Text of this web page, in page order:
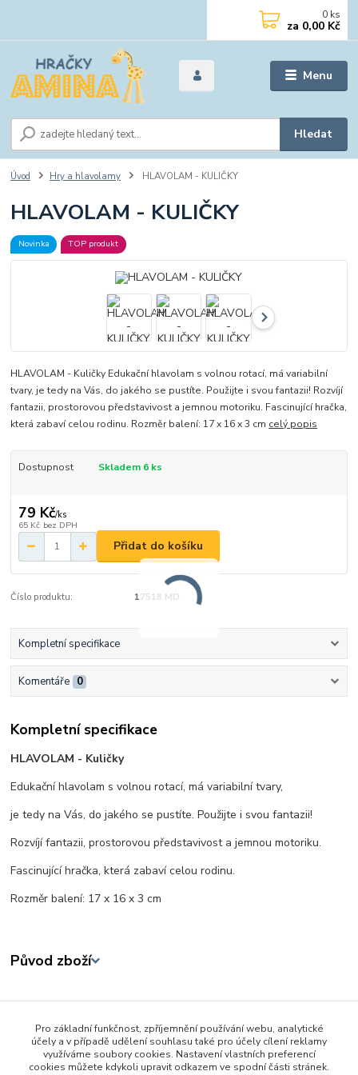
Menu
Hledat
0 ks
za 0,00 Kč
Úvod Hry a hlavolamy HLAVOLAM - KULIČKY
HLAVOLAM - KULIČKY
Novinka TOP produkt
HLAVOLAM - Kuličky Edukační hlavolam s volnou rotací, má variabilní
tvary, je tedy na Vás, do jakého se pustíte. Použijte i svou fantazii! Rozvíjí
fantazii, prostorovou představivost a jemnou motoriku. Fascinující hračka,
která zabaví celou rodinu. Rozměr balení: 17 x 16 x 3 cm celý popis
Dostupnost Skladem 6 ks
79 Kč/ks
65 Kč bez DPH
Přidat do košíku
Číslo produktu: 17518 MD
Kompletní specifikace
Komentáře 0
Kompletní specifikace
HLAVOLAM - Kuličky
Edukační hlavolam s volnou rotací, má variabilní tvary,
je tedy na Vás, do jakého se pustíte. Použijte i svou fantazii!
Rozvíjí fantazii, prostorovou představivost a jemnou motoriku.
Fascinující hračka, která zabaví celou rodinu.
Rozměr balení: 17 x 16 x 3 cm
Původ zboží
Zboží zařazeno v kategoriích
Hry a hlavolamy
Ostatní
Pro základní funkčnost, zpříjemnění používání webu, analytické
účely a v případě udělení souhlasu také pro účely cílení reklamy
využíváme soubory cookies. Nastavení vlastních preferencí
cookies můžete kdykoli upravit odkazem ve spodní části stránek.